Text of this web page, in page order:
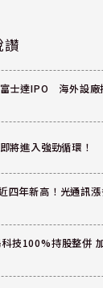
讚
士達IPO 海外設廠
將進入強勁循環！
四年新高！光通訊
技100%持股整併